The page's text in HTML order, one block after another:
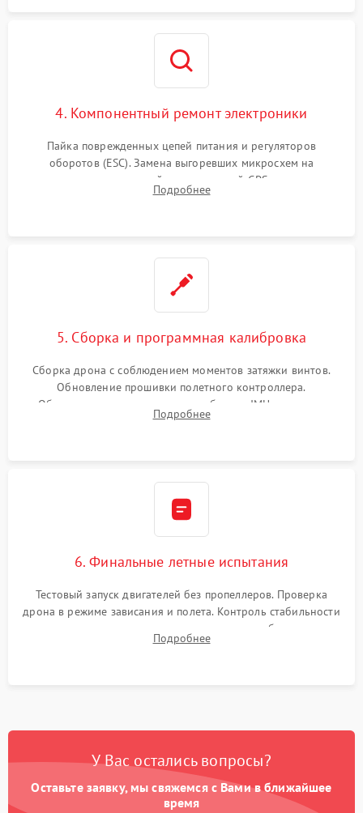
4. Компонентный ремонт электроники
Пайка поврежденных цепей питания и регуляторов
оборотов (ESC). Замена выгоревших микросхем на
материнской плате, модулей GPS
Подробнее
5. Сборка и программная калибровка
Сборка дрона с соблюдением моментов затяжки винтов.
Обновление прошивки полетного контроллера.
Обязательная программная калибровка IMU-сенсоров,
компаса, датчиков позиционирования и горизонта подвеса
Подробнее
6. Финальные летные испытания
Тестовый запуск двигателей без пропеллеров. Проверка
дрона в режиме зависания и полета. Контроль стабильности
удержания точки, качества передачи видео, работы системы
возврата домой (RTH) и дальности радиосвязи.
Подробнее
У Вас остались вопросы?
Оставьте заявку, мы свяжемся с Вами в ближайшее
время